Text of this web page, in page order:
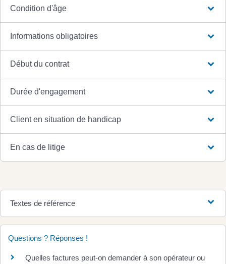
Condition d'âge
Informations obligatoires
Début du contrat
Durée d'engagement
Client en situation de handicap
En cas de litige
Textes de référence
Questions ? Réponses !
Quelles factures peut-on demander à son opérateur ou